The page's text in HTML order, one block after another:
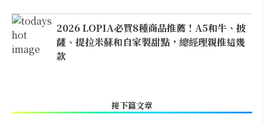
2026 LOPIA必買8種商品推薦！A5和牛、披
薩、提拉米蘇和自家製甜點，總經理親推這幾
款
接下篇文章